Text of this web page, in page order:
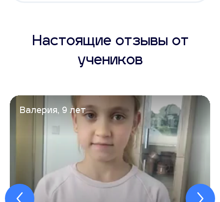
Настоящие отзывы от
учеников
Валерия, 9 лет